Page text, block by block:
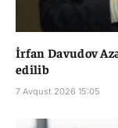
İrfan Davudov
edilib
7 Avqust 2026 15:05